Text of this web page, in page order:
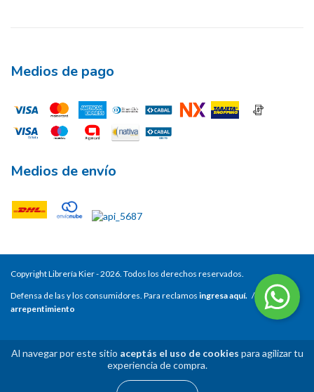
Al navegar por este sitio aceptás el uso de cookies para agilizar tu
experiencia de compra.
Medios de pago
Medios de envío
Copyright Librería Kier - 2026. Todos los derechos reservados.
Defensa de las y los consumidores. Para reclamos ingresa aquí. /
Botón de
arrepentimiento